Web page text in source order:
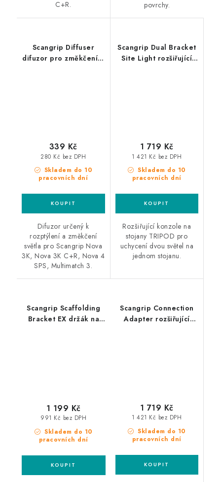
C+R. povrchy.
Scangrip Diffuser
difuzor pro změkčení a
Skladem do 10
pracovních dní
280 Kč bez DPH
339 Kč
Difuzor určený k
rozptýlení a změkčení
světla pro Scangrip Nova
3K, Nova 3K C+R, Nova 4
SPS, Multimatch 3.
Scangrip Dual Bracket
Site Light rozšiřující
Skladem do 10
pracovních dní
1 421 Kč bez DPH
1 719 Kč
Rozšiřující konzole na
stojany TRIPOD pro
uchycení dvou světel na
jednom stojanu.
Scangrip Scaffolding
Bracket EX držák na
Skladem do 10
pracovních dní
991 Kč bez DPH
1 199 Kč
Scangrip Connection
Adapter rozšiřující
Skladem do 10
pracovních dní
1 421 Kč bez DPH
1 719 Kč